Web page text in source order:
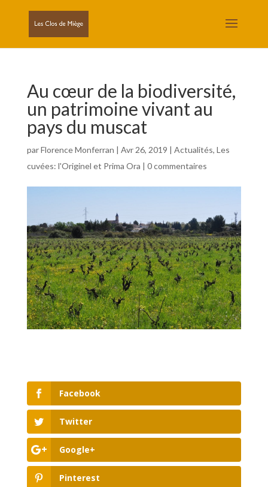
Au cœur de la biodiversité,
un patrimoine vivant au
pays du muscat
parFlorence Monferran | Avr 26, 2019 | Actualités, Les
cuvées: l'Originel et Prima Ora | 0 commentaires
Facebook
Twitter
Google+
Pinterest